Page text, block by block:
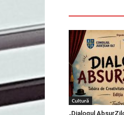
Cultură
„Dialogul